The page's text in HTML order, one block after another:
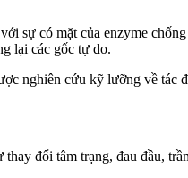
sự có mặt của enzyme
lại các gốc tự do.
nghiên cứu kỹ lưỡng về
đổi tâm trạng, đau đầu,